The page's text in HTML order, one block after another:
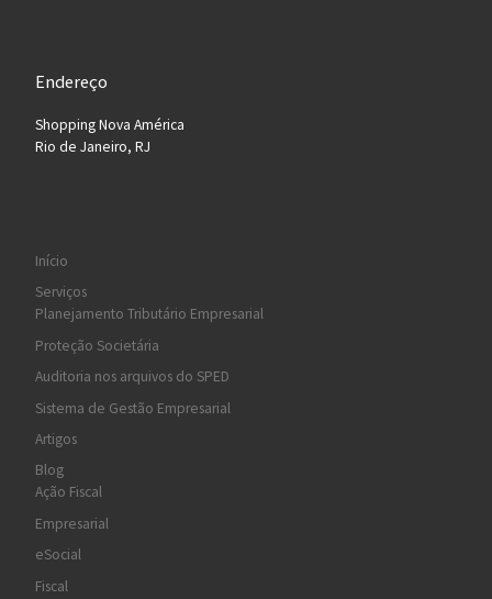
Endereço
Shopping Nova América
Rio de Janeiro, RJ
Início
Serviços
Planejamento Tributário Empresarial
Proteção Societária
Auditoria nos arquivos do SPED
Sistema de Gestão Empresarial
Artigos
Blog
Ação Fiscal
Empresarial
eSocial
Fiscal